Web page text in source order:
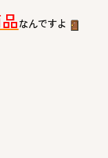
なんですよ